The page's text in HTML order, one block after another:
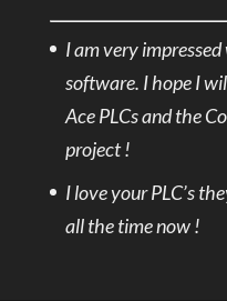
I am very
software. I hope I
Ace PLCs and the
project !
I love your PLC’s
all the time now !